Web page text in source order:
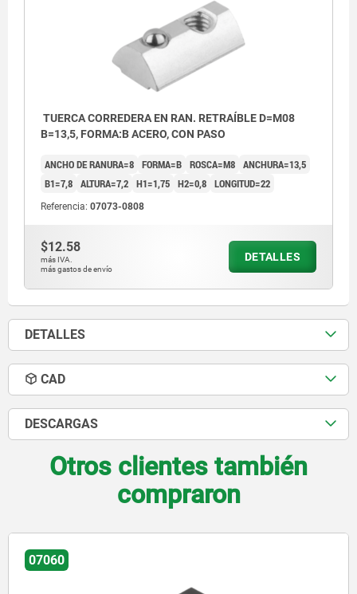
TUERCA CORREDERA EN RAN. RETRAÍBLE D=M08
B=13,5, FORMA:B ACERO, CON PASO
ANCHO DE RANURA=8 FORMA=B ROSCA=M8 ANCHURA=13,5
B1=7,8 ALTURA=7,2 H1=1,75 H2=0,8 LONGITUD=22
Referencia: 07073-0808
$12.58
más IVA.
más gastos de envío
DETALLES
DETALLES
CAD
DESCARGAS
Otros clientes también
compraron